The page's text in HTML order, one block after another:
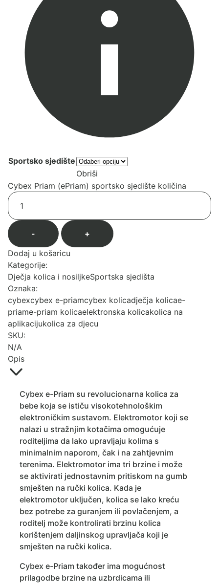
Sportsko sjedište
Obriši
Cybex Priam (ePriam) sportsko sjedište količina
-
+
Dodaj u košaricu
Kategorije:
Dječja kolica i nosiljkeSportska sjedišta
Oznaka:
cybexcybex e-priamcybex kolicadječja kolicae-
priame-priam kolicaelektronska kolicakolica na
aplikacijukolica za djecu
SKU:
N/A
Opis
Cybex e-Priam su revolucionarna kolica za
bebe koja se ističu visokotehnološkim
elektroničkim sustavom. Elektromotor koji se
nalazi u stražnjim kotačima omogućuje
roditeljima da lako upravljaju kolima s
minimalnim naporom, čak i na zahtjevnim
terenima. Elektromotor ima tri brzine i može
se aktivirati jednostavnim pritiskom na gumb
smješten na ručki kolica. Kada je
elektromotor uključen, kolica se lako kreću
bez potrebe za guranjem ili povlačenjem, a
roditelj može kontrolirati brzinu kolica
korištenjem daljinskog upravljača koji je
smješten na ručki kolica.
Cybex e-Priam također ima mogućnost
prilagodbe brzine na uzbrdicama ili